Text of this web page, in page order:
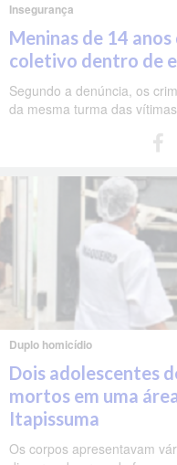
Insegurança
Meninas de 14
coletivo dentro de
Segundo a denúncia, os
da mesma turma das
Duplo homicídio
Dois adolescentes
mortos em uma
Itapissuma
Os corpos apresentavam